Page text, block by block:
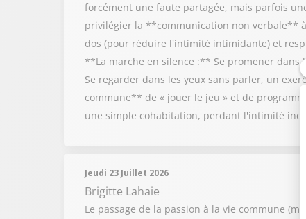
forcément une faute partagée, mais parfois
privilégier la **communication non verbale**
dos (pour réduire l'intimité intimidante) et
**La marche en silence :** Se promener
Se regarder dans les yeux sans parler, un
commune** de « jouer le jeu » et de
une simple cohabitation, perdant l'intimité
Jeudi 23 Juillet 2026
Brigitte Lahaie
Le passage de la passion à la vie commune